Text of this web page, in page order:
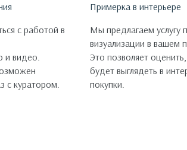
с работой в
и видео.
с куратором.
Примерка в интерьере
Мы предлагаем услугу
визуализации в вашем
Это позволяет
будет выглядеть в
покупки.